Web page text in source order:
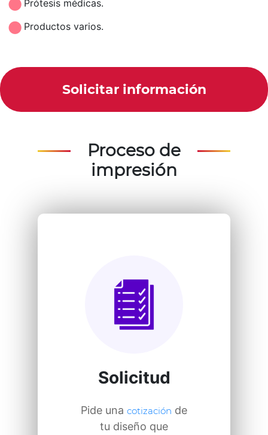
Prótesis médicas.
Productos varios.
Solicitar información
Proceso de
impresión
Solicitud
Pide una cotización de
tu diseño que